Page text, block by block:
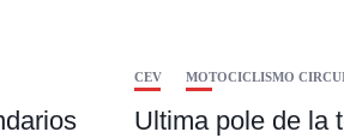
CEV MOTOCICLISMO
Ultima pole de la